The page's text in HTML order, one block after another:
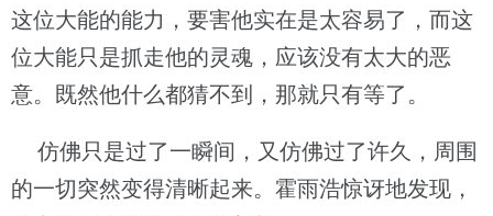
这位大能的能力，要害他实在是太容易了，而这
位大能只是抓走他的灵魂，应该没有太大的恶
意。既然他什么都猜不到，那就只有等了。
仿佛只是过了一瞬间，又仿佛过了许久，周围
的一切突然变得清晰起来。霍雨浩惊讶地发现，